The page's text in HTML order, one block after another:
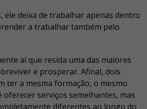
ele deixa de trabalhar apenas dentro
a trabalhar também pelo
aí que resida uma das maiores
e prosperar. Afinal, dois
ter a mesma formação, o mesmo
oferecer serviços semelhantes, mas
diferentes ao longo do